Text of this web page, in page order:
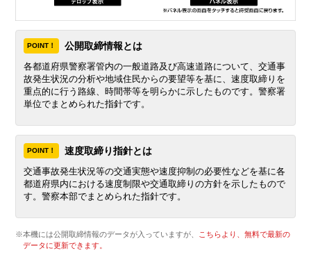
POINT！ 公開取締情報とは
各都道府県警察署管内の一般道路及び高速道路について、交通事
故発生状況の分析や地域住民からの要望等を基に、速度取締りを
重点的に行う路線、時間帯等を明らかに示したものです。警察署
単位でまとめられた指針です。
POINT！ 速度取締り指針とは
交通事故発生状況等の交通実態や速度抑制の必要性などを基に各
都道府県内における速度制限や交通取締りの方針を示したもので
す。警察本部でまとめられた指針です。
※本機には公開取締情報のデータが入っていますが、
こちらより、無料で最新の
データに更新できます。